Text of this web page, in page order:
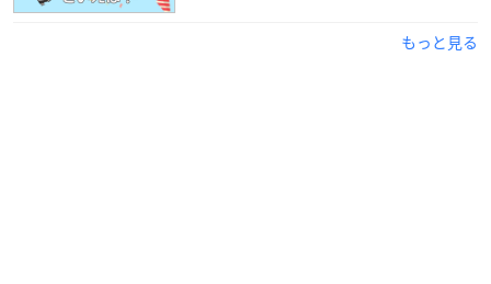
もっと見る